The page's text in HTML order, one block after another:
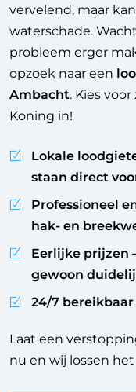
vervelend, maar
waterschade.
probleem erger
opzoek naar een
Ambacht. Kies
Koning in!
Lokale
staan direct
Professioneel
hak- en
Eerlijke prijzen
gewoon
24/7 bereikbaar
Laat een
nu en wij lossen